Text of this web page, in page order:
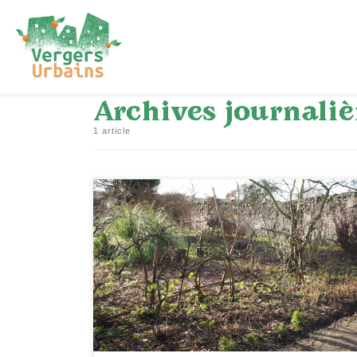
Passer au contenu
Archives
1 article
[…]